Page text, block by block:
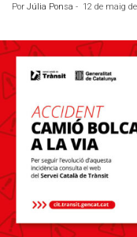
Por Júlia Ponsa - 12 de maig